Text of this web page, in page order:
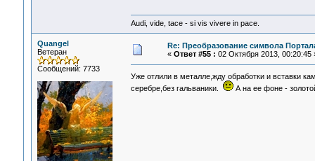
Audi, vide, tace - si vis vivere in pace.
Quangel
Ветеран
Сообщений: 7733
Re: Преобразование символа
« Ответ #55 : 02 Октября 2013, 00:20:45
Уже отлили в металле,жду обработки и вставки
серебре,без гальваники.
А на ее фоне -